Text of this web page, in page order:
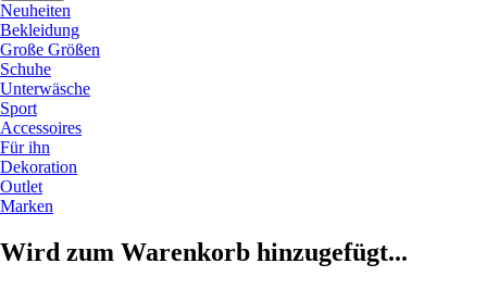
Neuheiten
Bekleidung
Große Größen
Schuhe
Unterwäsche
Sport
Accessoires
Für ihn
Dekoration
Outlet
Marken
Wird zum Warenkorb hinzugefügt...